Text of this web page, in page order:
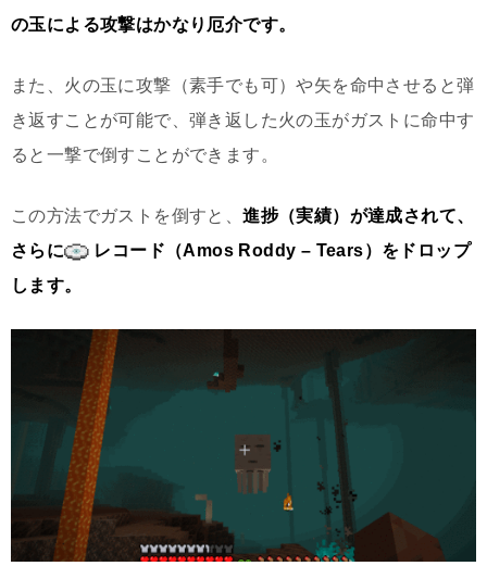
の玉による攻撃はかなり厄介です。
また、火の玉に攻撃（素手でも可）や矢を命中させると弾
き返すことが可能で、弾き返した火の玉がガストに命中す
ると一撃で倒すことができます。
この方法でガストを倒すと、進捗（実績）が達成されて、
さらに
レコード（Amos Roddy – Tears）をドロップ
します。